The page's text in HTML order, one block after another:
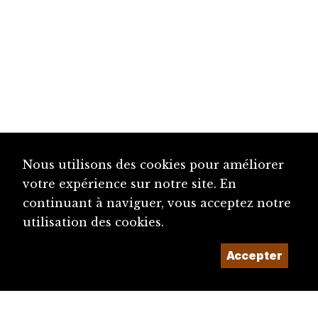
Nous utilisons des cookies pour améliorer
votre expérience sur notre site. En
continuant à naviguer, vous acceptez notre
utilisation des cookies.
Accepter